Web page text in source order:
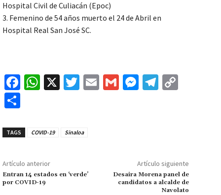
Hospital Civil de Culiacán (Epoc)
3. Femenino de 54 años muerto el 24 de Abril en
Hospital Real San José SC.
Fa
o
k
W
sA
p
X
T
er
E
G
M
r
Te
n
k
m
ar
tir
TAGS COVID-19 Sinaloa
Artículo anterior
Entran 14 estados en ‘verde’
por COVID-19
Artículo siguiente
Desaira Morena panel de
candidatos a alcalde de
Navolato